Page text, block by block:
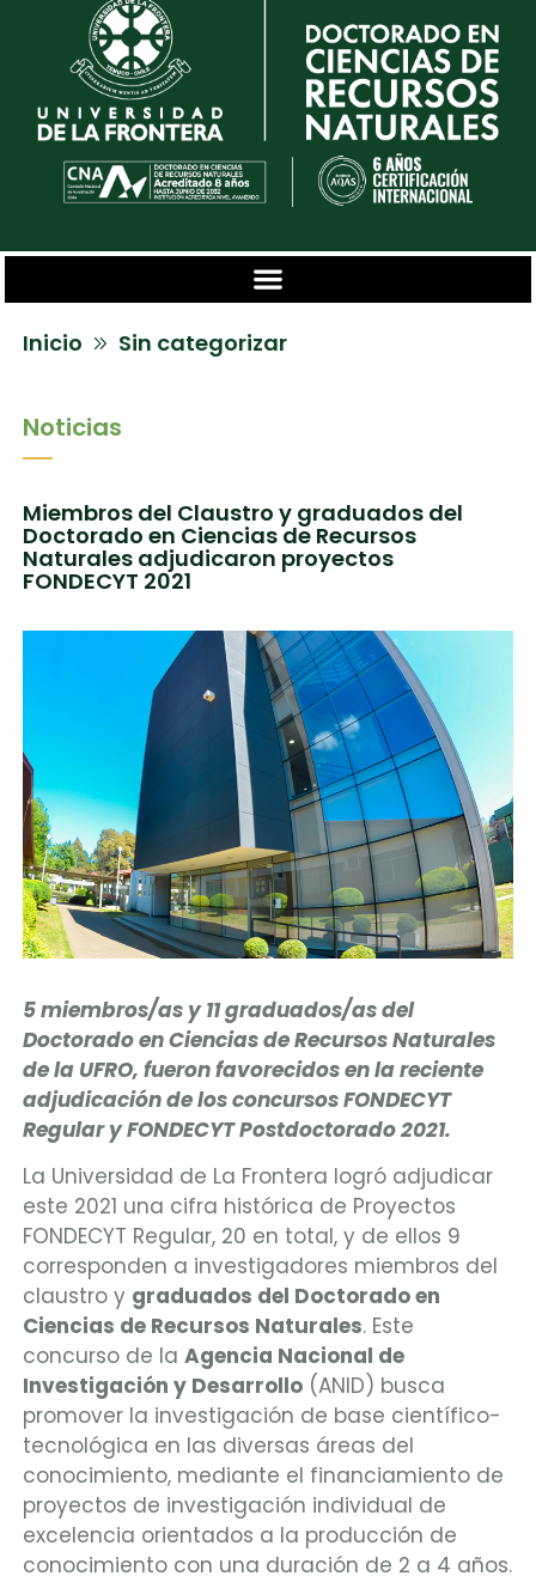
Inicio Sin categorizar
Noticias
Miembros del Claustro y graduados del
Doctorado en Ciencias de Recursos
Naturales adjudicaron proyectos
FONDECYT 2021
5 miembros/as y 11 graduados/as del
Doctorado en Ciencias de Recursos Naturales
de la UFRO, fueron favorecidos en la reciente
adjudicación de los concursos FONDECYT
Regular y FONDECYT Postdoctorado 2021.
La Universidad de La Frontera logró adjudicar
este 2021 una cifra histórica de Proyectos
FONDECYT Regular, 20 en total, y de ellos 9
corresponden a investigadores miembros del
claustro y graduados del Doctorado en
Ciencias de Recursos Naturales. Este
concurso de la Agencia Nacional de
Investigación y Desarrollo(ANID) busca
promover la investigación de base científico-
tecnológica en las diversas áreas del
conocimiento, mediante el financiamiento de
proyectos de investigación individual de
excelencia orientados a la producción de
conocimiento con una duración de 2 a 4 años.